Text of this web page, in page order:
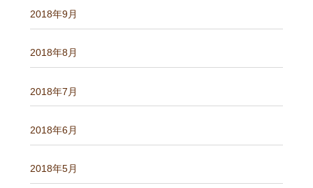
2018年9月
2018年8月
2018年7月
2018年6月
2018年5月